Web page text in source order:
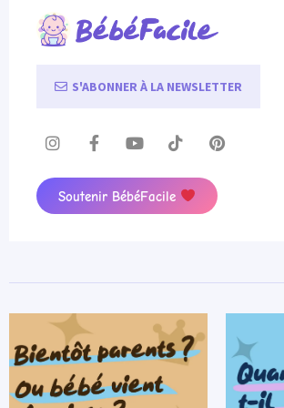
S'ABONNER À LA NEWSLETTER
Soutenir BébéFacile